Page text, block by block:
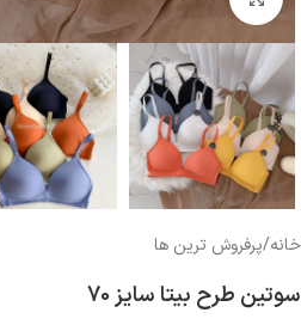
خانه/پرفروش ترین ها
سوتین طرح بیتا سایز 70